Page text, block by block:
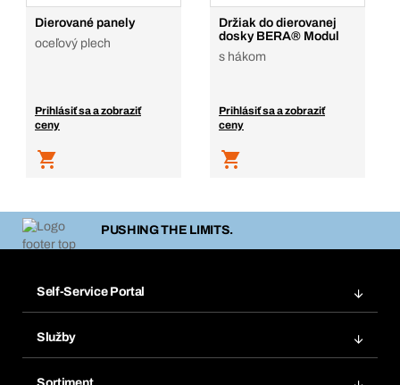
Dierované panely
oceľový plech
Prihlásiť sa a zobraziť
ceny
Držiak do dierovanej
dosky BERA® Modul
s hákom
Prihlásiť sa a zobraziť
ceny
PUSHING THE LIMITS.
Self-Service Portal
Obľúbené
Služby